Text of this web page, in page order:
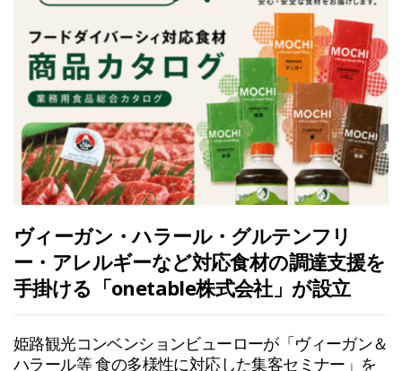
ヴィーガン・ハラール・グルテンフリ
ー・アレルギーなど対応食材の調達支援を
手掛ける「onetable株式会社」が設立
姫路観光コンベンションビューローが「ヴィーガン＆
ハラール等 食の多様性に対応した集客セミナー」を